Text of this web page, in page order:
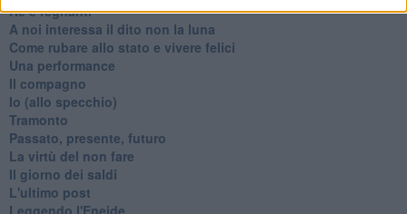
Re e regnanti
A noi interessa il dito non la luna
Come rubare allo stato e vivere felici
Una performance
Il compagno
​Io (allo specchio)
Tramonto
Passato, presente, futuro
La virtù del non fare
Il giorno dei saldi
L'ultimo post
Leggendo l'Eneide